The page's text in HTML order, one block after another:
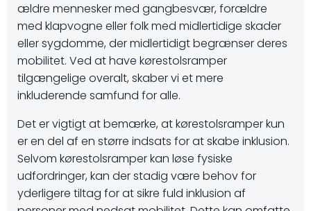
ældre mennesker med gangbesvær, forældre
med klapvogne eller folk med midlertidige skader
eller sygdomme, der midlertidigt begrænser deres
mobilitet. Ved at have kørestolsramper
tilgængelige overalt, skaber vi et mere
inkluderende samfund for alle.
Det er vigtigt at bemærke, at kørestolsramper kun
er en del af en større indsats for at skabe inklusion.
Selvom kørestolsramper kan løse fysiske
udfordringer, kan der stadig være behov for
yderligere tiltag for at sikre fuld inklusion af